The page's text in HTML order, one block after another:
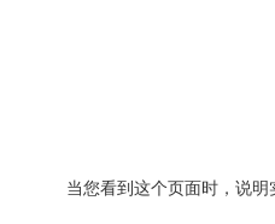
当您看到这个页面时，说